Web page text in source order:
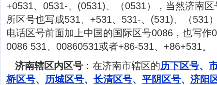
+0531、0531-、(0531)、（0531），当然济南
所区号也写成531、+531、531-、(531)、（531
电话区号前面加上中国的国际区号0086，也写作
0086 531、00860531或者+86-531、+86+531。
济南辖区内区号 ：在济南市辖区的历下区号、
桥区号、 历城区号、 长清区号、 平阴区号、 济阳